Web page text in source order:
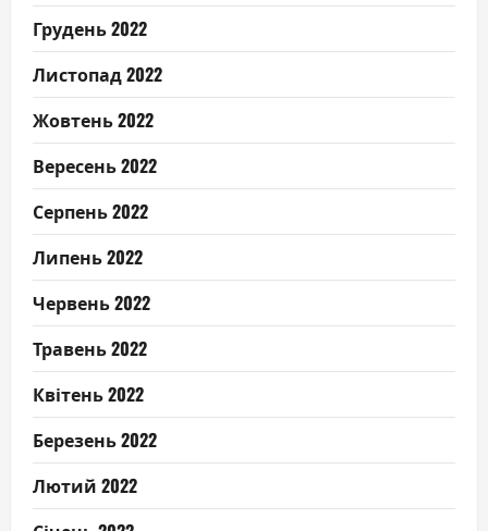
Грудень 2022
Листопад 2022
Жовтень 2022
Вересень 2022
Серпень 2022
Липень 2022
Червень 2022
Травень 2022
Квітень 2022
Березень 2022
Лютий 2022